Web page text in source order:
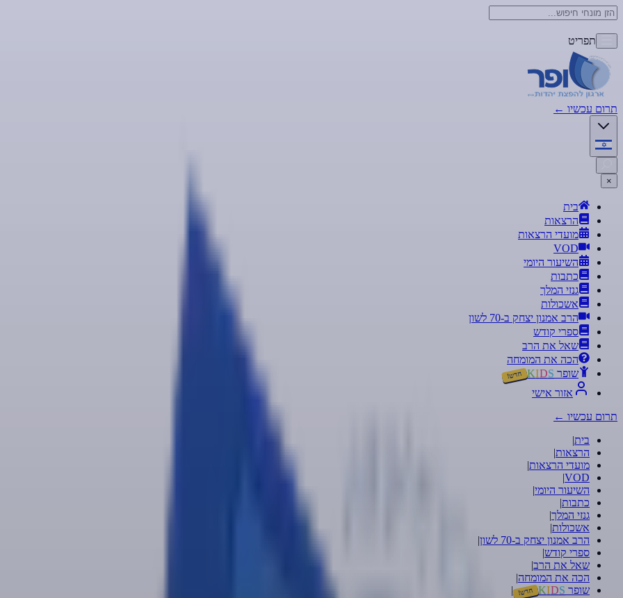
תפריט
תרום עכשיו ←
×
בית
הרצאות
מועדי הרצאות
VOD
השיעור היומי
כתבות
גנזי המלך
אשכולות
הרב אמנון יצחק ב-70 לשון
ספרי קודש
שאל את הרב
הכה את המומחה
שופר
KIDS חדש!
אזור אישי
תרום עכשיו ←
בית|
הרצאות|
מועדי הרצאות|
VOD
|
השיעור היומי|
כתבות|
גנזי המלך|
אשכולות|
הרב אמנון יצחק ב-70 לשון
|
ספרי קודש|
שאל את הרב|
הכה את המומחה|
שופר
KIDS חדש! |